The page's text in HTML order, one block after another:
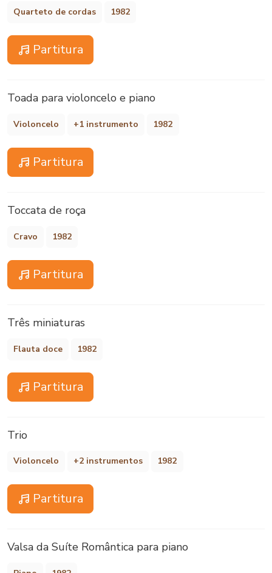
Quarteto de cordas 1982
Partitura
Toada para violoncelo e piano
Violoncelo +1 instrumento 1982
Partitura
Toccata de roça
Cravo 1982
Partitura
Três miniaturas
Flauta doce 1982
Partitura
Trio
Violoncelo +2 instrumentos 1982
Partitura
Valsa da Suíte Romântica para piano